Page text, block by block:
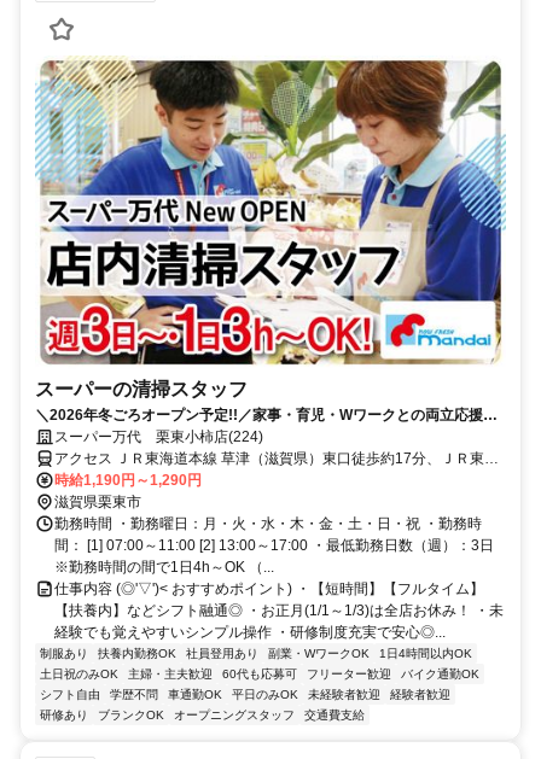
スーパーの清掃スタッフ
＼2026年冬ごろオープン予定!!／家事・育児・Wワークとの両立応援◎
短時間勤務＆扶養控除内の勤務もOK！
スーパー万代 栗東小柿店(224)
アクセス ＪＲ東海道本線 草津（滋賀県）東口徒歩約17分、ＪＲ東海
道本線 栗東東口徒歩約30分、ＪＲ草津線 手原南口徒歩約31分
時給1,190円～1,290円
滋賀県栗東市
勤務時間 ・勤務曜日：月・火・水・木・金・土・日・祝 ・勤務時
間： [1] 07:00～11:00 [2] 13:00～17:00 ・最低勤務日数（週）：3日
※勤務時間の間で1日4h～OK （...
仕事内容 (◎'▽')< おすすめポイント) ・【短時間】【フルタイム】
【扶養内】などシフト融通◎ ・お正月(1/1～1/3)は全店お休み！ ・未
経験でも覚えやすいシンプル操作 ・研修制度充実で安心◎...
制服あり 扶養内勤務OK 社員登用あり 副業・WワークOK
1日4時間以内OK
土日祝のみOK
主婦・主夫歓迎 60代も応募可 フリーター歓迎
バイク通勤OK
シフト自由
学歴不問 車通勤OK 平日のみOK 未経験者歓迎
経験者歓迎
研修あり
ブランクOK オープニングスタッフ 交通費支給